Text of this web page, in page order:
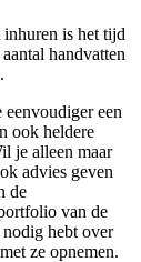
is het tijd
handvatten
een
ook heldere
je alleen maar
advies geven
de
van de
hebt over
ze opnemen.